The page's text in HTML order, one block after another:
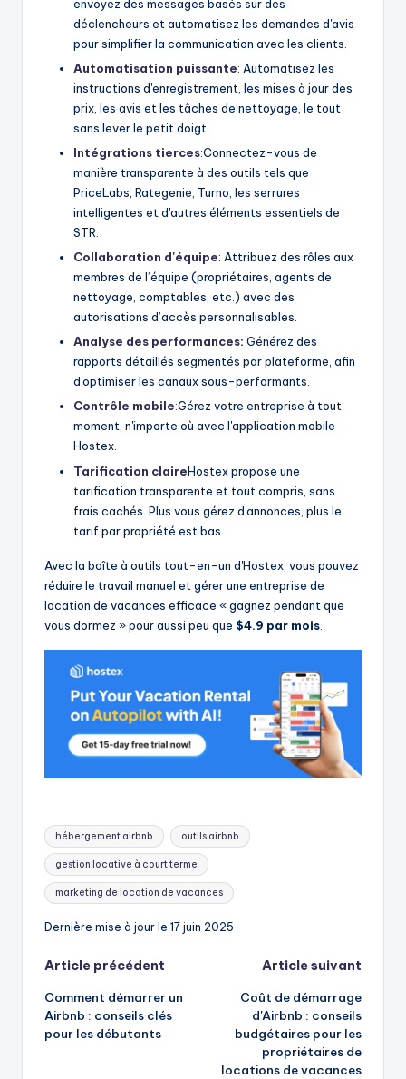
envoyez des messages basés sur des
déclencheurs et automatisez les demandes d'avis
pour simplifier la communication avec les clients.
Automatisation puissante: Automatisez les
instructions d'enregistrement, les mises à jour des
prix, les avis et les tâches de nettoyage, le tout
sans lever le petit doigt.
Intégrations tierces:Connectez-vous de
manière transparente à des outils tels que
PriceLabs, Rategenie, Turno, les serrures
intelligentes et d'autres éléments essentiels de
STR.
Collaboration d'équipe: Attribuez des rôles aux
membres de l’équipe (propriétaires, agents de
nettoyage, comptables, etc.) avec des
autorisations d’accès personnalisables.
Analyse des performances: Générez des
rapports détaillés segmentés par plateforme, afin
d'optimiser les canaux sous-performants.
Contrôle mobile:Gérez votre entreprise à tout
moment, n'importe où avec l'application mobile
Hostex.
Tarification claireHostex propose une
tarification transparente et tout compris, sans
frais cachés. Plus vous gérez d'annonces, plus le
tarif par propriété est bas.
Avec la boîte à outils tout-en-un d'Hostex, vous pouvez
réduire le travail manuel et gérer une entreprise de
location de vacances efficace « gagnez pendant que
vous dormez » pour aussi peu que $4.9 par mois
Mots
clés:
hébergement airbnb outils airbnb
gestion locative à court terme
marketing de location de vacances
Dernière mise à jour le 17 juin 2025
Navigation
des
articles
Article précédent
Comment démarrer un
Airbnb : conseils clés
pour les débutants
Article suivant
Coût de démarrage
d'Airbnb : conseils
budgétaires pour les
propriétaires de
locations de vacances